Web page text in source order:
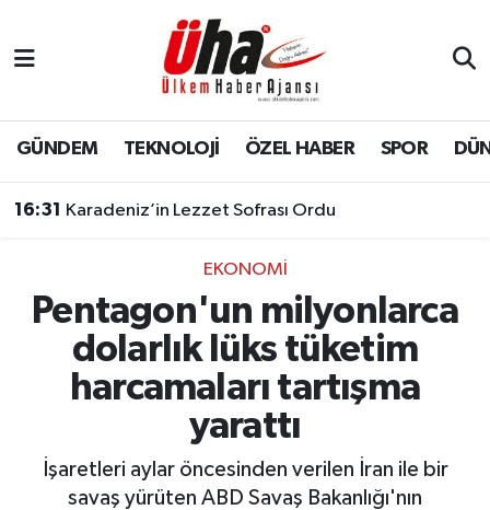
GÜNDEM TEKNOLOJİ ÖZEL HABER SPOR
16:31 Karadeniz’in Lezzet Sofrası Ordu
EKONOMİ
Pentagon'un milyonlarca
dolarlık lüks tüketim
harcamaları tartışma
yarattı
İşaretleri aylar öncesinden verilen İran ile bir
savaş yürüten ABD Savaş Bakanlığı'nın
İstanbul Nöbetçi Eczaneler
İstanbul Hava Durumu
Süper Lig Puan Durumu ve Fikstür
Tüm Manşetler
Son Dakika Haberleri
Haber Arşivi